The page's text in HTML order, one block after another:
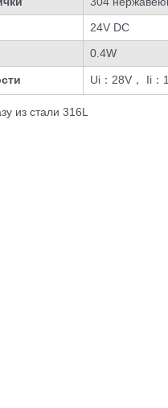
24V DC
0.4W
Ui：28V， Ii：
из стали 316L